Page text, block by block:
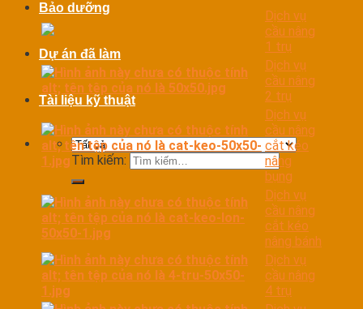
Bảo dưỡng
Dự án đã làm
Tài liệu kỹ thuật
Tìm kiếm:
Dịch vụ
cầu nâng
1 trụ
Dịch vụ
cầu nâng
2 trụ
Dịch vụ
cầu nâng
cắt kéo
nâng
bụng
Dịch vụ
cầu nâng
cắt kéo
nâng bánh
Dịch vụ
cầu nâng
4 trụ